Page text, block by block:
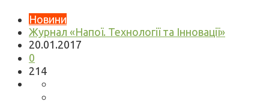
Новини
Журнал «Напої. Технології та Інновації»
20.01.2017
0
214